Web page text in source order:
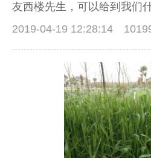
友西楼先生，可以给到我们
2019-04-19 12:28:14